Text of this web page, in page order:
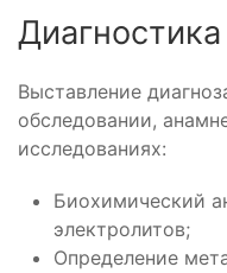
Диагностика
Выставление
обследовании,
исследованиях:
Биохимический
электролитов;
Определение